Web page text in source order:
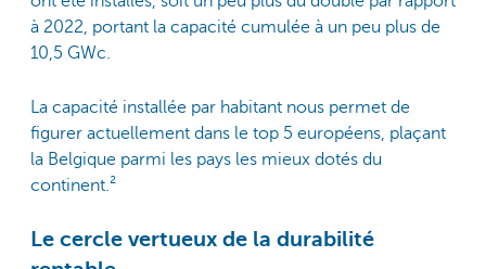
à 2022, portant la capacité cumulée à un peu plus de
10,5 GWc.
La capacité installée par habitant nous permet de
figurer actuellement dans le top 5 européens, plaçant
la Belgique parmi les pays les mieux dotés du
continent.²
Le cercle vertueux de la durabilité